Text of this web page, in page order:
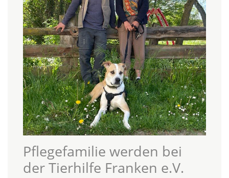
Pflegefamilie werden bei
der Tierhilfe Franken e.V.